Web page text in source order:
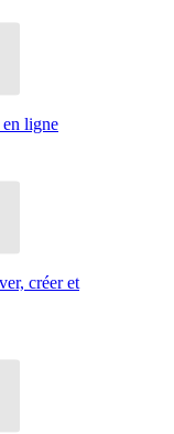
en ligne
créer et